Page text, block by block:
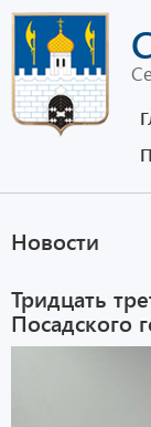
Новости
Тридцать
Посадского